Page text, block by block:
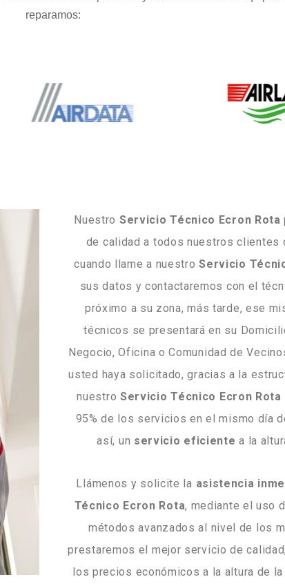
reparamos:
Nuestro Servicio Técnico Ecron Rota
de calidad a todos nuestros clientes
cuando llame a nuestroServicio
sus datos y contactaremos con el
próximo a su zona, más tarde, ese
técnicos se presentará en su
Negocio, Oficina o Comunidad de
usted haya solicitado, gracias a la
nuestro Servicio Técnico Ecron Rota
95% de los servicios en el mismo día
así, un servicio eficiente a la
Llámenos y solicite la asistencia
Técnico Ecron Rota, mediante el uso
métodos avanzados al nivel de los
prestaremos el mejor servicio de
los precios económicos a la altura de